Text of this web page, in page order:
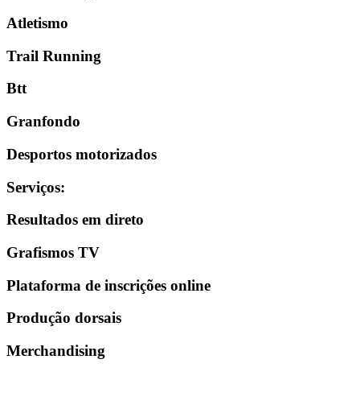
Atletismo
Trail Running
Btt
Granfondo
Desportos motorizados
Serviços:
Resultados em direto
Grafismos TV
Plataforma de inscrições online
Produção dorsais
Merchandising